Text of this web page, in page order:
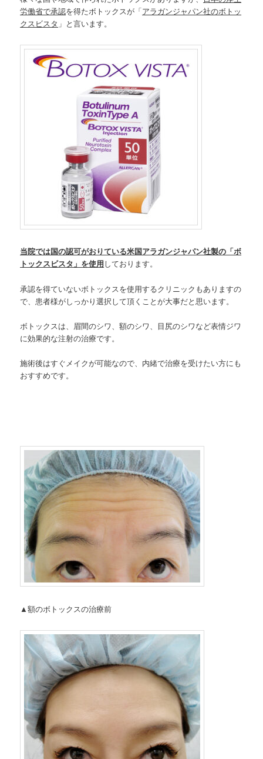
労働省で承認を得たボトックスが「アラガンジャパン社のボトッ
クスビスタ 」と言います。
当院では国の認可がおりている米国アラガンジャパン社製の「ボ
トックスビスタ」を使用しております。
承認を得ていないボトックスを使用するクリニックもありますの
で、患者様がしっかり選択して頂くことが大事だと思います。
ボトックスは、眉間のシワ、額のシワ、目尻のシワなど表情ジワ
に効果的な注射の治療です。
施術後はすぐメイクが可能なので、内緒で治療を受けたい方にも
おすすめです。
▲額のボトックスの治療前